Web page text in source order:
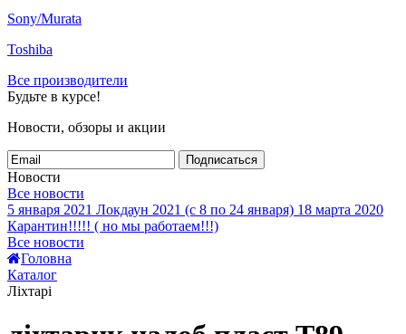
Sony/Murata
Toshiba
Все производители
Будьте в курсе!
Новости, обзоры и акции
Подписаться
Новости
Все новости
5 января 2021 Локдаун 2021 (с 8 по 24 января) 18 марта 2020
Карантин!!!!! ( но мы работаем!!!)
Все новости
Головна
Каталог
Ліхтарі